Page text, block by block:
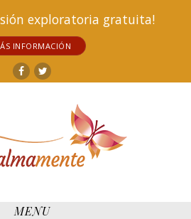
exploratoria gratuita!
INFORMACIÓN
Facebook
Twitter
MENU